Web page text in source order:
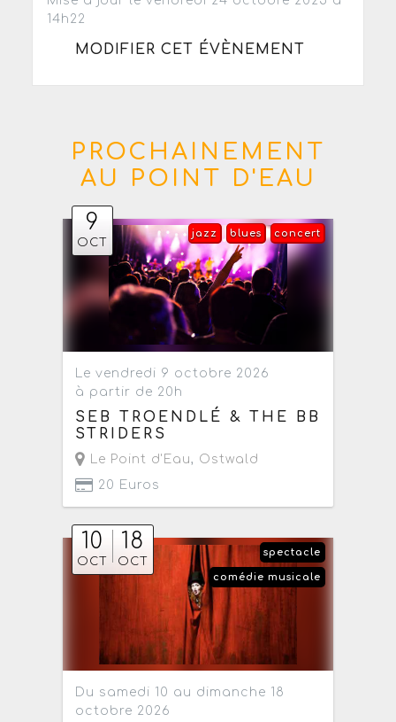
14h22
MODIFIER CET ÉVÈNEMENT
PROCHAINEMENT
AU POINT D'EAU
9
OCT
concert
blues
jazz
Le vendredi 9 octobre 2026
à partir de 20h
SEB TROENDLÉ & THE BB
STRIDERS
Le Point d'Eau, Ostwald
20 Euros
10
OCT
18
OCT
spectacle
comédie musicale
Du samedi 10 au dimanche 18
octobre 2026